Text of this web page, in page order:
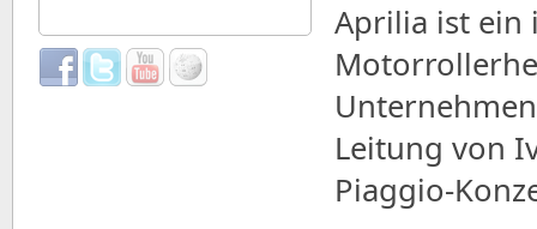
Aprilia ist ein
Leitung von
Piaggio-